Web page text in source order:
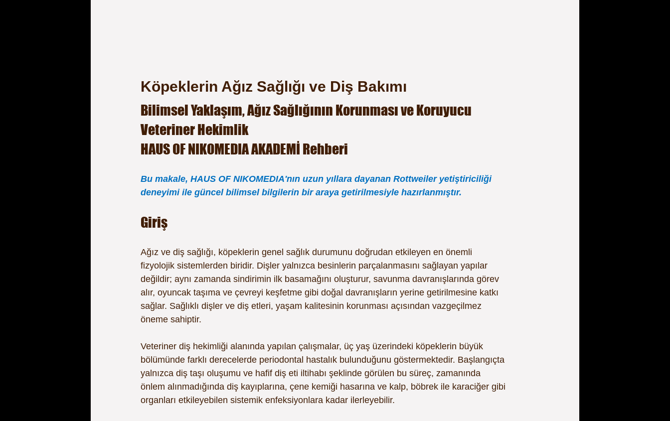
Köpeklerin Ağız Sağlığı ve Diş Bakımı
Bilimsel Yaklaşım, Ağız Sağlığının Korunması ve Koruyucu
Veteriner Hekimlik
HAUS OF NIKOMEDIA AKADEMİ Rehberi
Bu makale, HAUS OF NIKOMEDIA'nın uzun yıllara dayanan Rottweiler yetiştiriciliği
deneyimi ile güncel bilimsel bilgilerin bir araya getirilmesiyle hazırlanmıştır.
Giriş
Ağız ve diş sağlığı, köpeklerin genel sağlık durumunu doğrudan etkileyen en önemli
fizyolojik sistemlerden biridir. Dişler yalnızca besinlerin parçalanmasını sağlayan yapılar
değildir; aynı zamanda sindirimin ilk basamağını oluşturur, savunma davranışlarında görev
alır, oyuncak taşıma ve çevreyi keşfetme gibi doğal davranışların yerine getirilmesine katkı
sağlar. Sağlıklı dişler ve diş etleri, yaşam kalitesinin korunması açısından vazgeçilmez
öneme sahiptir.
Veteriner diş hekimliği alanında yapılan çalışmalar, üç yaş üzerindeki köpeklerin büyük
bölümünde farklı derecelerde periodontal hastalık bulunduğunu göstermektedir. Başlangıçta
yalnızca diş taşı oluşumu ve hafif diş eti iltihabı şeklinde görülen bu süreç, zamanında
önlem alınmadığında diş kayıplarına, çene kemiği hasarına ve kalp, böbrek ile karaciğer gibi
organları etkileyebilen sistemik enfeksiyonlara kadar ilerleyebilir.